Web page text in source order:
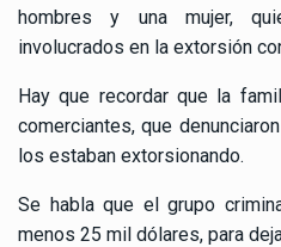
hombres y una mujer,
involucrados en la extorsión
Hay que recordar que la
comerciantes, que
los estaban extorsionando.
Se habla que el grupo
menos 25 mil dólares, para